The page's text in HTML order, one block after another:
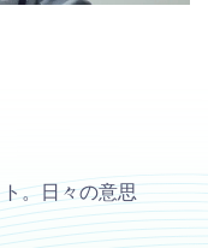
。日々の意思